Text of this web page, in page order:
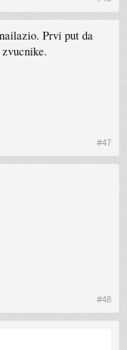
Prvi put da
#47
#48